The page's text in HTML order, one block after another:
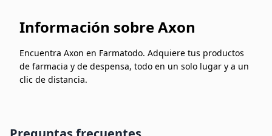
Información sobre Axon
Encuentra Axon en Farmatodo. Adquiere tus productos
de farmacia y de despensa, todo en un solo lugar y a un
clic de distancia.